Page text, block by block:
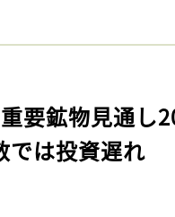
重要鉱物見通
では投資遅れ